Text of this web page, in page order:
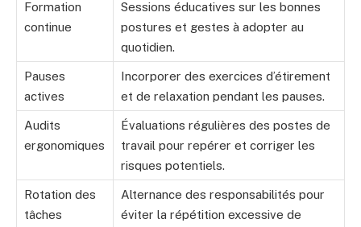
Formation
continue
Sessions éducatives sur les bonnes
postures et gestes à adopter au
quotidien.
Pauses
actives
Incorporer des exercices d’étirement
et de relaxation pendant les pauses.
Audits
ergonomiques
Évaluations régulières des postes de
travail pour repérer et corriger les
risques potentiels.
Rotation des
tâches
Alternance des responsabilités pour
éviter la répétition excessive de